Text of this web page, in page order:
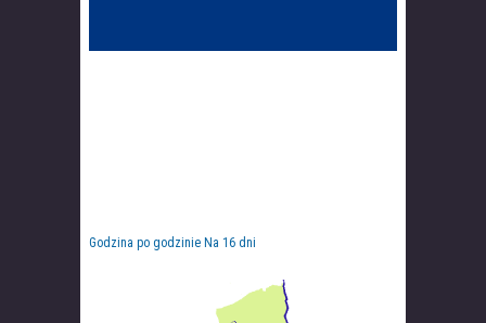
Godzina po godzinie Na 16 dni